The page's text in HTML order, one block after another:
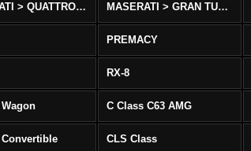
MASERATI > QUATTROPORTE MASERATI > GRAN TURISMO
PREMACY
RX-8
C Class C63 AMG
Convertible CLS Class